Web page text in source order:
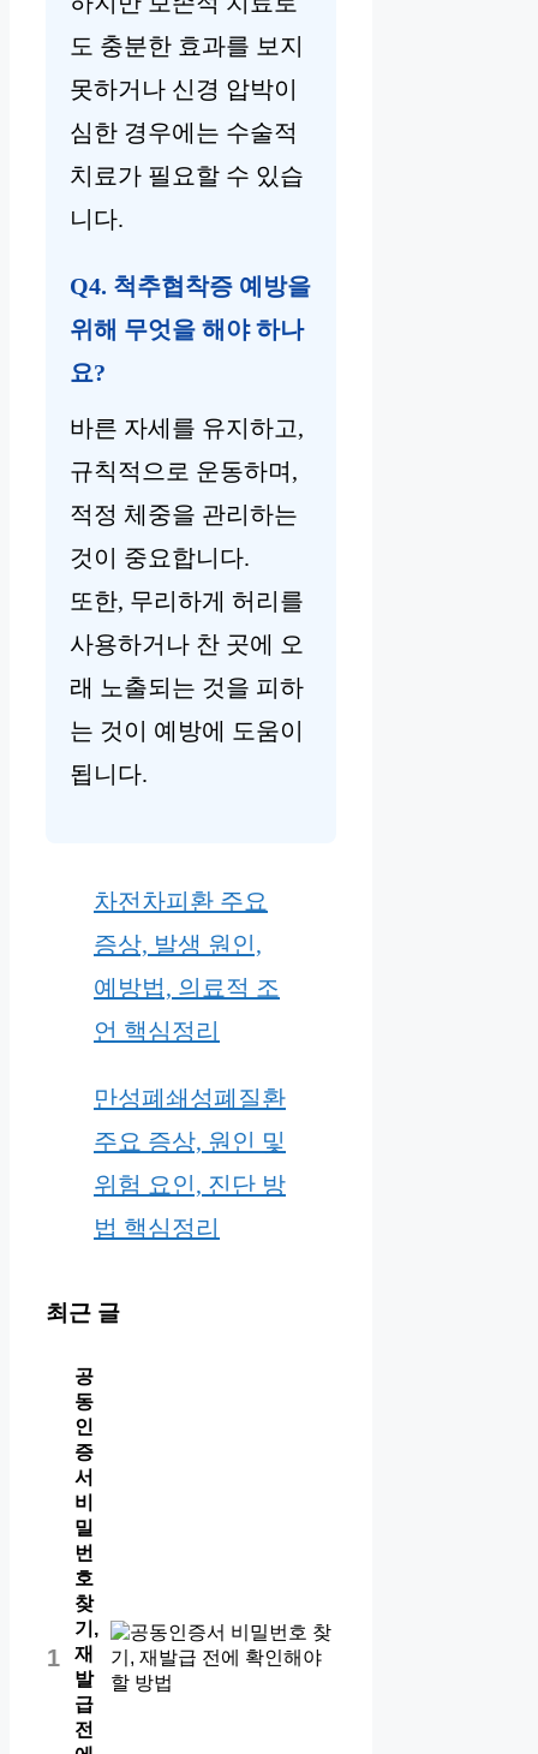
도 충분한 효과를 보지
못하거나 신경 압박이
심한 경우에는 수술적
치료가 필요할 수 있습
니다.
Q4. 척추협착증 예방을
위해 무엇을 해야 하나
요?
바른 자세를 유지하고,
규칙적으로 운동하며,
적정 체중을 관리하는
것이 중요합니다.
또한, 무리하게 허리를
사용하거나 찬 곳에 오
래 노출되는 것을 피하
는 것이 예방에 도움이
됩니다.
차전차피환 주요
증상, 발생 원인,
예방법, 의료적 조
언 핵심정리
만성폐쇄성폐질환
주요 증상, 원인 및
위험 요인, 진단 방
법 핵심정리
최근 글
1
공
동
인
증
서
비
밀
번
호
찾
기,
재
발
급
전